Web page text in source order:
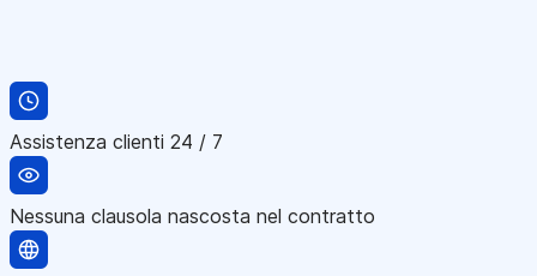
Assistenza clienti 24 / 7
Nessuna clausola nascosta nel contratto